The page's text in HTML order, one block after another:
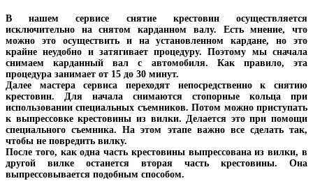
В нашем сервисе снятие крестовин осуществляется
исключительно на снятом карданном валу. Есть мнение, что
можно это осуществить и на установленном кардане, но это
крайне неудобно и затягивает процедуру. Поэтому мы сначала
снимаем карданный вал с автомобиля. Как правило, эта
процедура занимает от 15 до 30 минут.
Далее мастера сервиса переходят непосредственно к снятию
крестовин. Для начала снимаются стопорные кольца при
использовании специальных съемников. Потом можно приступать
к выпрессовке крестовины из вилки. Делается это при помощи
специального съемника. На этом этапе важно все сделать так,
чтобы не повредить вилку.
После того, как одна часть крестовины выпрессована из вилки, в
другой вилке останется вторая часть крестовины. Она
выпрессовывается подобным способом.